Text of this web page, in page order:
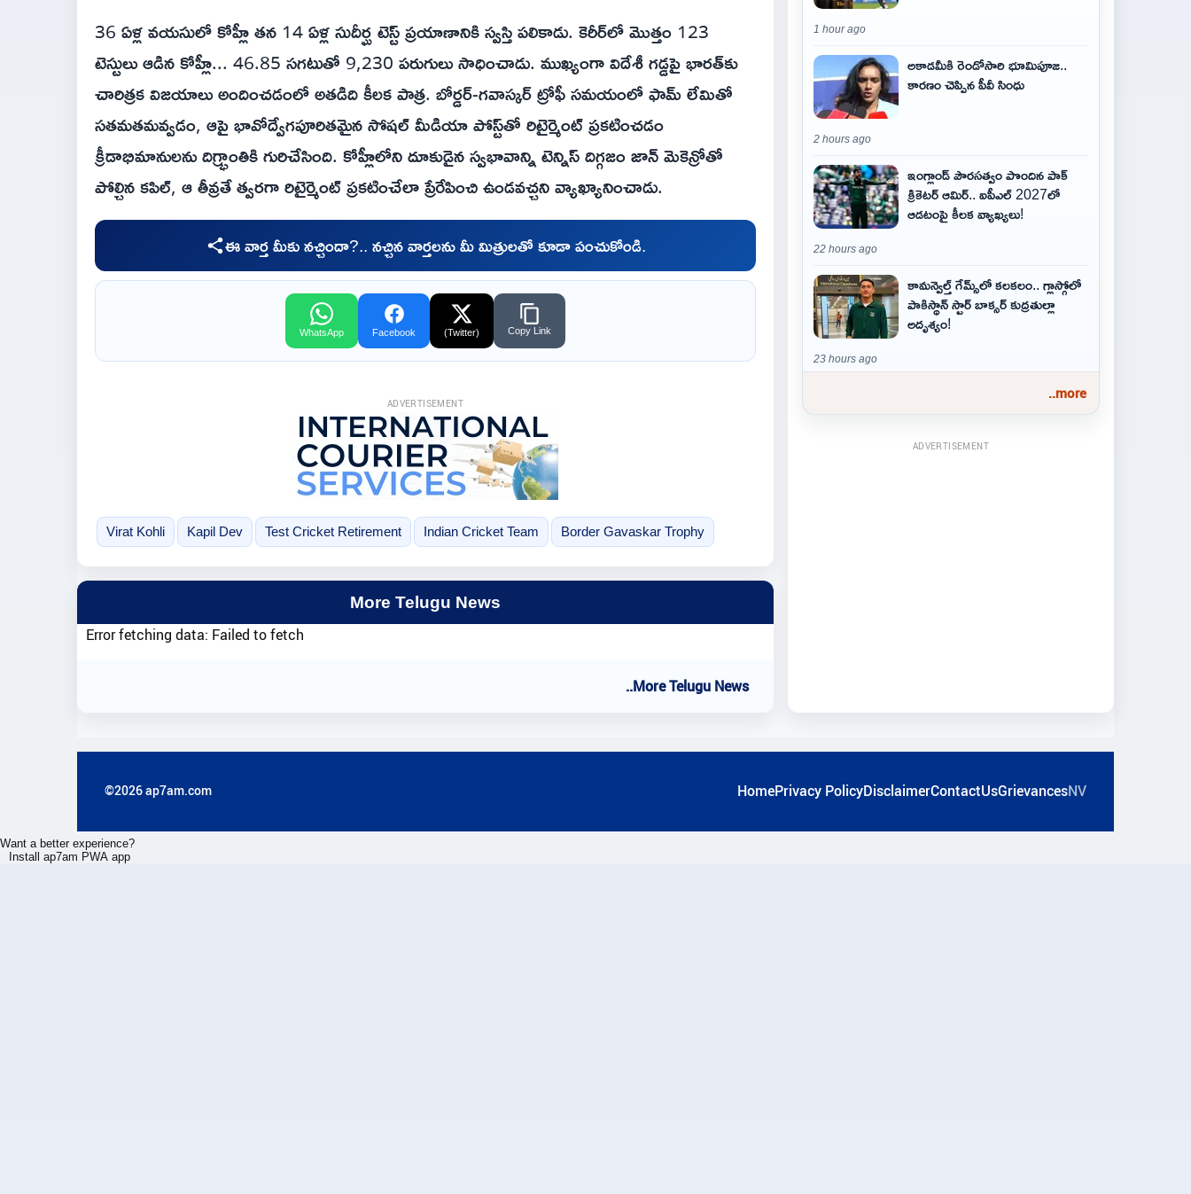
36 ఏళ్ల వయసులో కోహ్లీ తన 14 ఏళ్ల సుదీర్ఘ టెస్ట్ ప్రయాణానికి స్వస్తి పలికాడు. కెరీర్‌లో మొత్తం 123
టెస్టులు ఆడిన కోహ్లీ... 46.85 సగటుతో 9,230 పరుగులు సాధించాడు. ముఖ్యంగా విదేశీ గడ్డపై భారత్‌కు
చారిత్రక విజయాలు అందించడంలో అతడిది కీలక పాత్ర. బోర్డర్-గవాస్కర్ ట్రోఫీ సమయంలో ఫామ్ లేమితో
సతమతమవ్వడం, ఆపై భావోద్వేగపూరితమైన సోషల్ మీడియా పోస్ట్‌తో రిటైర్మెంట్ ప్రకటించడం
క్రీడాభిమానులను దిగ్భ్రాంతికి గురిచేసింది. కోహ్లీలోని దూకుడైన స్వభావాన్ని టెన్నిస్ దిగ్గజం జాన్ మెకెన్రోతో
పోల్చిన కపిల్, ఆ తీవ్రతే త్వరగా రిటైర్మెంట్ ప్రకటించేలా ప్రేరేపించి ఉండవచ్చని వ్యాఖ్యానించాడు.
ఈ వార్త మీకు నచ్చిందా?.. నచ్చిన వార్తలను మీ మిత్రులతో కూడా పంచుకోండి.
WhatsApp Facebook (Twitter) Copy Link
ADVERTISEMENT
Virat Kohli Kapil Dev Test Cricket Retirement Indian Cricket Team Border Gavaskar Trophy
More Telugu News
Error fetching data: Failed to fetch
..More Telugu News
1 hour ago
అకాడమీకి రెండోసారి భూమిపూజ..
కారణం చెప్పిన పీవీ సింధు
2 hours ago
ఇంగ్లాండ్ పౌరసత్వం పొందిన పాక్
క్రికెటర్ ఆమిర్.. ఐపీఎల్ 2027లో
ఆడటంపై కీలక వ్యాఖ్యలు!
22 hours ago
కామన్వెల్త్ గేమ్స్‌లో కలకలం.. గ్లాస్గోలో
పాకిస్థాన్ స్టార్ బాక్సర్ కుద్రతుల్లా
అదృశ్యం!
23 hours ago
..more
ADVERTISEMENT
©2026 ap7am.com HomePrivacy PolicyDisclaimerContactUsGrievancesNV
Want a better experience?
Install ap7am PWA app